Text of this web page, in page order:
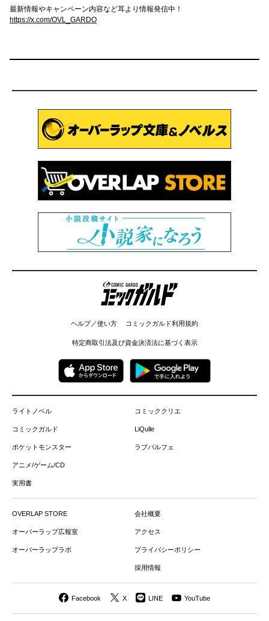
最新情報やキャンペーン内容など耳より情報発信中！
https://x.com/OVL_GARDO
コミックガルド
ヘルプ／使い方 コミックガルド利用規約
特定商取引法及び資金決済法に基づく表示
ライトノベル
コミックガルド
ポケットモンスター
アニメ/ゲーム/CD
実用書
コミッククリエ
LiQulle
ラブパルフェ
OVERLAP STORE
オーバーラップ広報室
オーバーラップラボ
会社概要
アクセス
プライバシーポリシー
採用情報
Facebook X LINE YouTube